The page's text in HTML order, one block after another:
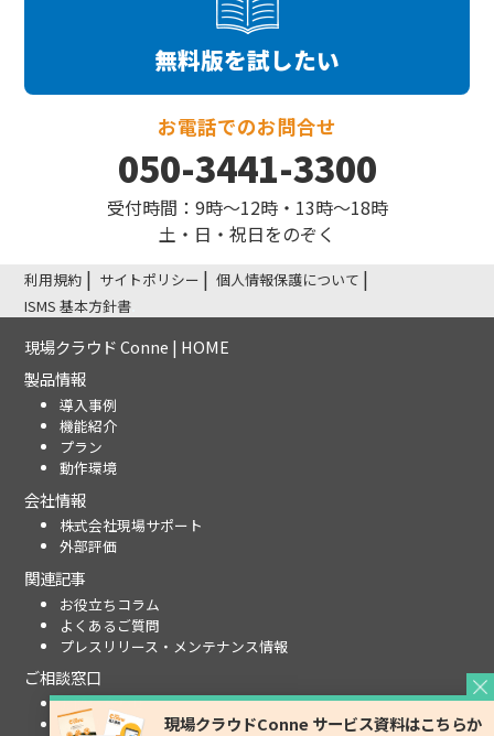
無料版を試したい
お電話でのお問合せ
050-3441-3300
受付時間：9時〜12時・13時〜18時
土・日・祝日をのぞく
利用規約 サイトポリシー
個人情報保護について
ISMS 基本方針書
現場クラウド Conne | HOME
製品情報
導入事例
機能紹介
プラン
動作環境
会社情報
株式会社現場サポート
外部評価
関連記事
お役立ちコラム
よくあるご質問
プレスリリース・メンテナンス情報
ご相談窓口
お問い合わせ
資料請求